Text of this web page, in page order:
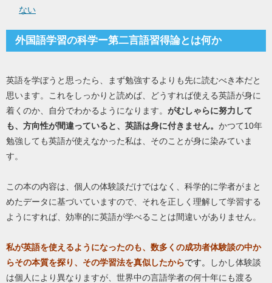
ない
外国語学習の科学ー第二言語習得論とは何か
英語を学ぼうと思ったら、まず勉強するよりも先に読むべき本だと
思います。これをしっかりと読めば、どうすれば使える英語が身に
着くのか、自分でわかるようになります。 がむしゃらに努力して
も、方向性が間違っていると、英語は身に付きません。 かつて10年
勉強しても英語が使えなかった私は、そのことが身に染みていま
す。
この本の内容は、個人の体験談だけではなく、科学的に学者がまと
めたデータに基づいていますので、それを正しく理解して学習する
ようにすれば、効率的に英語が学べることは間違いがありません。
私が英語を使えるようになったのも、数多くの成功者体験談の中か
らその本質を探り、その学習法を真似したからです。
しかし体験談
は個人により異なりますが、世界中の言語学者の何十年にも渡る